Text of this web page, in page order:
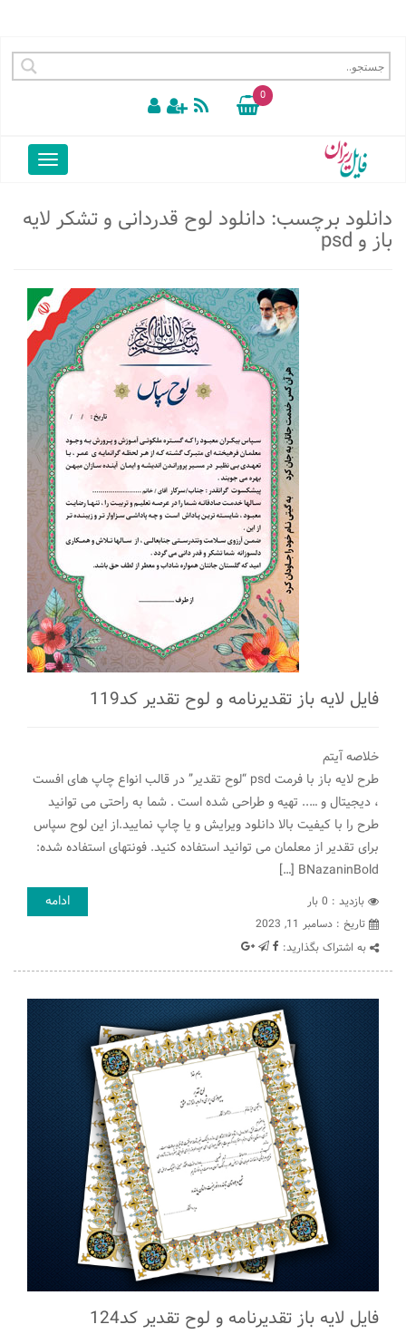
0
دانلود برچسب: دانلود لوح قدردانی و تشکر لایه
باز و psd
فایل لایه باز تقدیرنامه و لوح تقدیر کد119
خلاصه آیتم
طرح لایه باز با فرمت psd “لوح تقدیر” در قالب انواع چاپ های افست
، دیجیتال و ….. تهیه و طراحی شده است . شما به راحتی می توانید
طرح را با کیفیت بالا دانلود ویرایش و یا چاپ نمایید.از این لوح سپاس
برای تقدیر از معلمان می توانید استفاده کنید. فونتهای استفاده شده:
BNazaninBold […]
بازدید : 0 بار
تاريخ : دسامبر 11, 2023
به اشتراک بگذارید:
ادامه
فایل لایه باز تقدیرنامه و لوح تقدیر کد124